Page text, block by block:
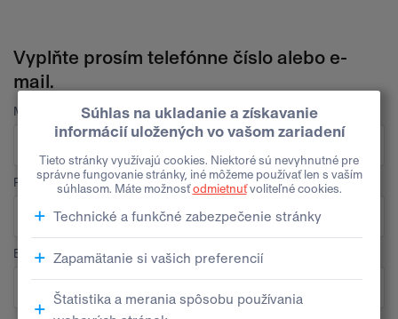
Vyplňte prosím telefónne číslo alebo e-
mail.
Meno
Priezvisko
E-mail